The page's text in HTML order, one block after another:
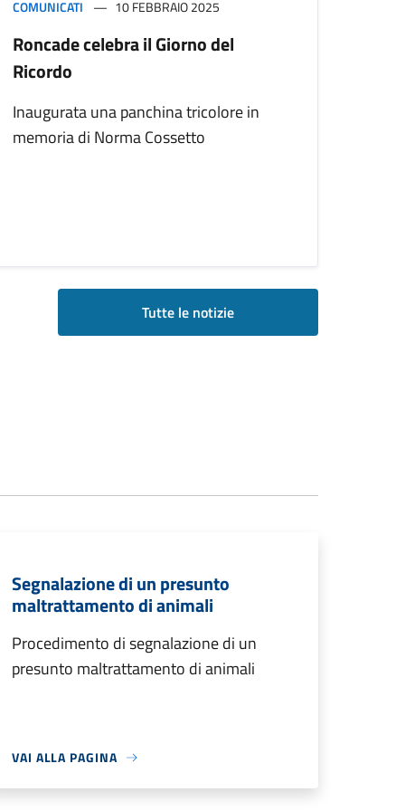
COMUNICATI 10 FEBBRAIO 2025
Roncade celebra il Giorno del
Ricordo
Inaugurata una panchina tricolore in
memoria di Norma Cossetto
Tutte le notizie
Segnalazione di un presunto
maltrattamento di animali
Procedimento di segnalazione di un
presunto maltrattamento di animali
VAI ALLA PAGINA